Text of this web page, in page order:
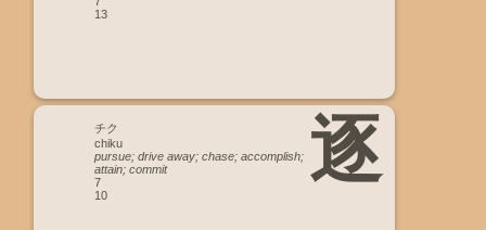
13
逐
チク
chiku
pursue; drive away; chase; accomplish;
attain; commit
7
10